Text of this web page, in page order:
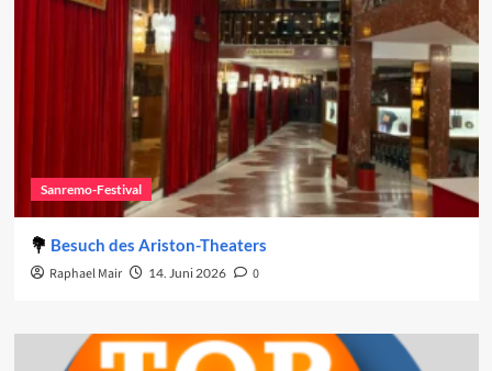
Sanremo-Festival
Besuch des Ariston-Theaters
Raphael Mair 14. Juni 2026 0